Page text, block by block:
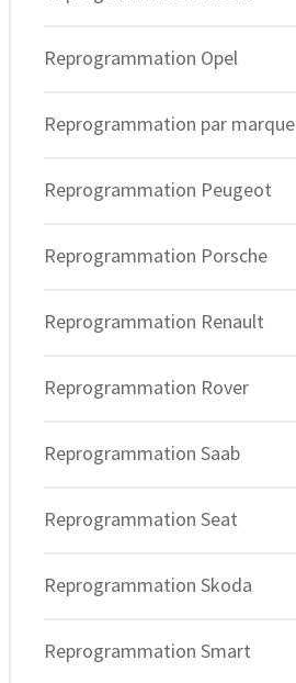
Reprogrammation Opel
Reprogrammation par marque
Reprogrammation Peugeot
Reprogrammation Porsche
Reprogrammation Renault
Reprogrammation Rover
Reprogrammation Saab
Reprogrammation Seat
Reprogrammation Skoda
Reprogrammation Smart